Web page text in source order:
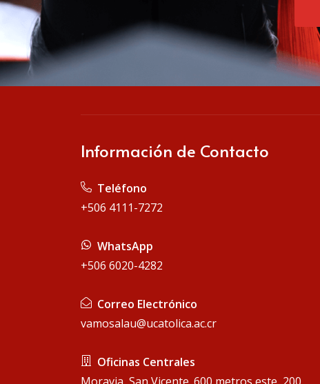
Información de Contacto
Teléfono
+506 4111-7272
WhatsApp
+506 6020-4282
Correo Electrónico
vamosalau@ucatolica.ac.cr
Oficinas Centrales